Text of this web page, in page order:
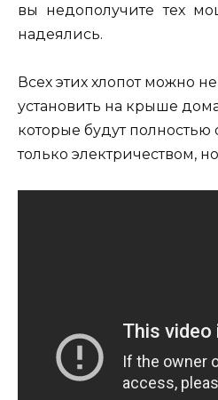
вы недополучите тех
надеялись.
Всех этих хлопот можно
установить на крыше
которые будут
только электричеством,